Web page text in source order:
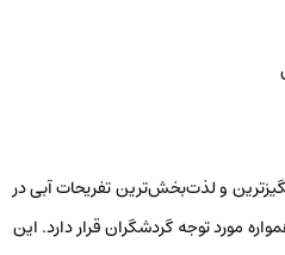
تفریحات آبی در جزیره زیبای
و کودکان محبوبیت فراوانی دارد.